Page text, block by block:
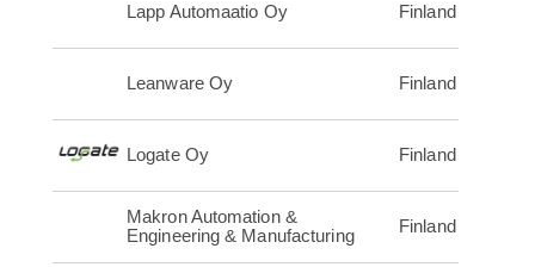
Lapp Automaatio Oy Finland
Leanware Oy Finland
Logate Oy Finland
Makron Automation &
Engineering & Manufacturing
Finland